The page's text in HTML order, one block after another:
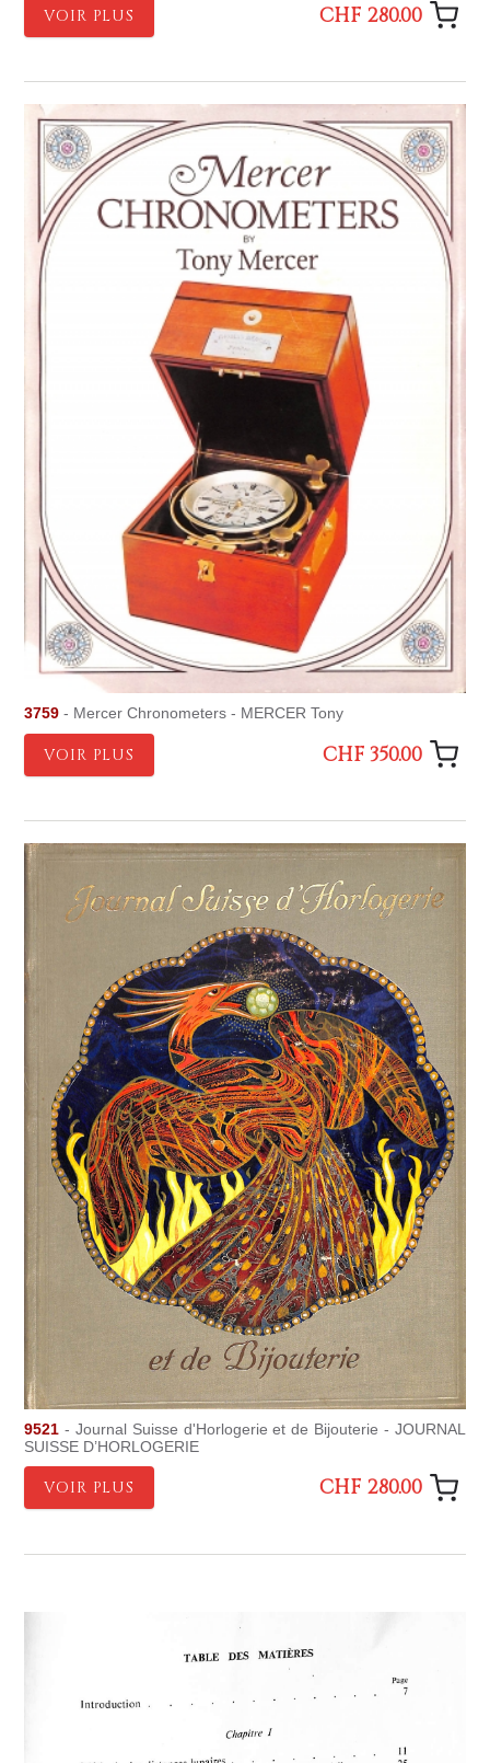
VOIR PLUS CHF 280.00
3759 - Mercer Chronometers - MERCER Tony
VOIR PLUS CHF 350.00
9521 - Journal Suisse d'Horlogerie et de Bijouterie - JOURNAL
SUISSE D’HORLOGERIE
VOIR PLUS CHF 280.00